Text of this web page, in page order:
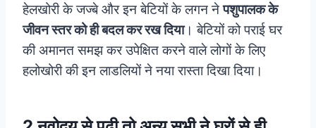
हेलखोरी के जज्बे और इन बेटियों के लगन नेपशुपालक के
जीवन स्तर को ही बदल कर रख दिया। बेटियों को पराई घर
की अमानत समझ कर उपेक्षित करने वाले लोगों के लिए
हलोखोरी की इन लाडलियों ने नया रास्ता दिखा दिया।